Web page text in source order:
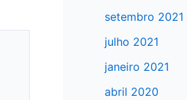
setembro 2021
julho 2021
janeiro 2021
abril 2020